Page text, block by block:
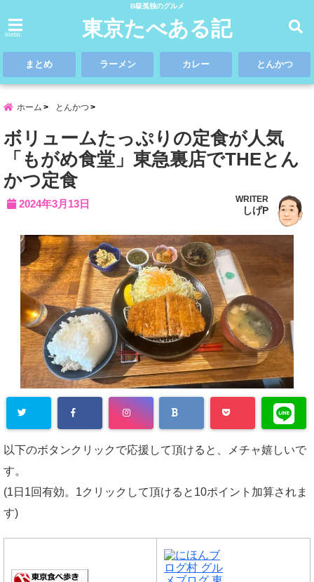
B級孤独のグルメ
menu 東京たべある記
まとめ ラーメン カレー とんかつ
ホーム とんかつ
ボリュームたっぷりの定食が人気
「もがめ食堂」東急裏店でTHEとん
かつ定食
2024年3月13日 WRITER
しげP
以下のボタンクリックで応援して頂けると、メチャ嬉しいで
す。
(1日1回有効。1クリックして頂けると10ポイント加算されま
す)